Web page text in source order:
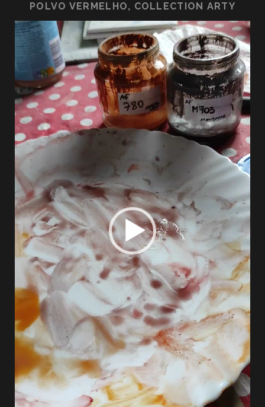
POLVO VERMELHO, COLLECTION ARTY
Lecteur
vidéo